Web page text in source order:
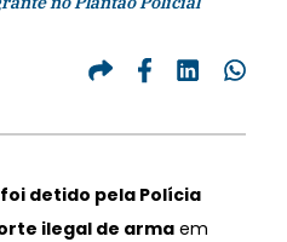
detido pela Polícia
ilegal de armaem